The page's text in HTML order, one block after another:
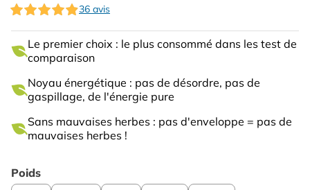
36 avis
Le premier choix : le plus consommé dans les test de
comparaison
Noyau énergétique : pas de désordre, pas de
gaspillage, de l'énergie pure
Sans mauvaises herbes : pas d'enveloppe = pas de
mauvaises herbes !
Poids